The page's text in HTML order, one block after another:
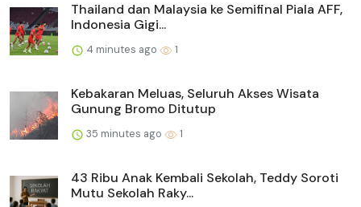
Thailand dan Malaysia ke Semifinal Piala AFF,
Indonesia Gigi...
4 minutes ago 1
Kebakaran Meluas, Seluruh Akses Wisata
Gunung Bromo Ditutup
35 minutes ago 1
43 Ribu Anak Kembali Sekolah, Teddy Soroti
Mutu Sekolah Raky...